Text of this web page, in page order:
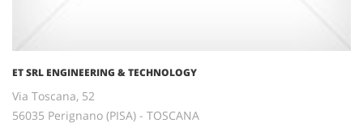
ET SRL ENGINEERING & TECHNOLOGY
Via Toscana, 52
56035 Perignano (PISA) - TOSCANA